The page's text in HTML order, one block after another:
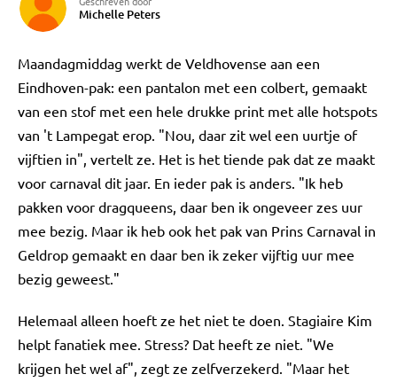
Michelle Peters
Maandagmiddag werkt de Veldhovense aan een
Eindhoven-pak: een pantalon met een colbert, gemaakt
van een stof met een hele drukke print met alle hotspots
van 't Lampegat erop. "Nou, daar zit wel een uurtje of
vijftien in", vertelt ze. Het is het tiende pak dat ze maakt
voor carnaval dit jaar. En ieder pak is anders. "Ik heb
pakken voor dragqueens, daar ben ik ongeveer zes uur
mee bezig. Maar ik heb ook het pak van Prins Carnaval in
Geldrop gemaakt en daar ben ik zeker vijftig uur mee
bezig geweest."
Helemaal alleen hoeft ze het niet te doen. Stagiaire Kim
helpt fanatiek mee. Stress? Dat heeft ze niet. "We
krijgen het wel af", zegt ze zelfverzekerd. "Maar het